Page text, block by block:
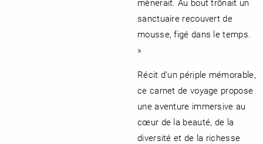
sanctuaire recouvert de
mousse, figé dans le temps.
»
Récit d’un périple mémorable,
ce carnet de voyage propose
une aventure immersive au
cœur de la beauté, de la
diversité et de la richesse